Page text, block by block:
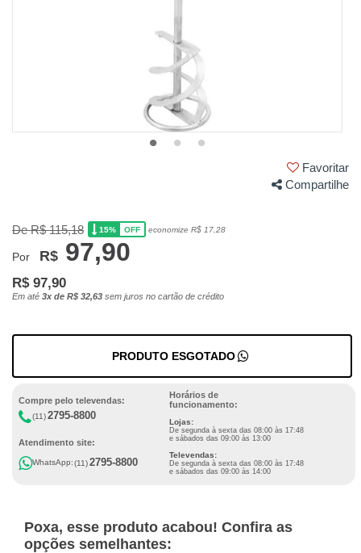
Favoritar
Compartilhe
De R$ 115,18 15% OFF economize R$ 17,28
Por R$ 97,90
R$ 97,90
Em até 3x de R$ 32,63 sem juros no cartão de crédito
PRODUTO ESGOTADO
Compre pelo televendas:
(11)2795-8800
Atendimento site:
WhatsApp:(11)2795-8800
Horários de
funcionamento:
Lojas:
De segunda à sexta das 08:00 às 17:48
e sábados das 09:00 às 13:00
Televendas:
De segunda à sexta das 08:00 às 17:48
e sábados das 09:00 às 14:00
Poxa, esse produto acabou! Confira as
opções semelhantes: